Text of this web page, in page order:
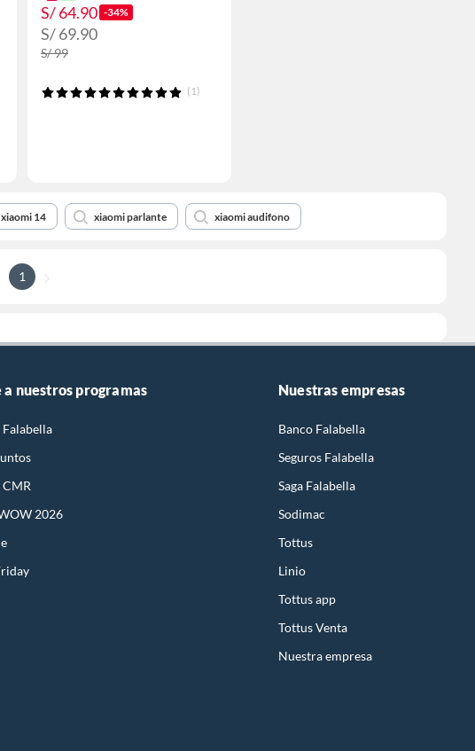
S/ 64.90 -34%
S/ 69.90
S/ 99
(1)
xiaomi 14 xiaomi parlante xiaomi audifono
1
a nuestros programas
2026
Nuestras empresas
Banco Falabella
Seguros Falabella
Saga Falabella
Sodimac
Tottus
Linio
Tottus app
Tottus Venta
Nuestra empresa